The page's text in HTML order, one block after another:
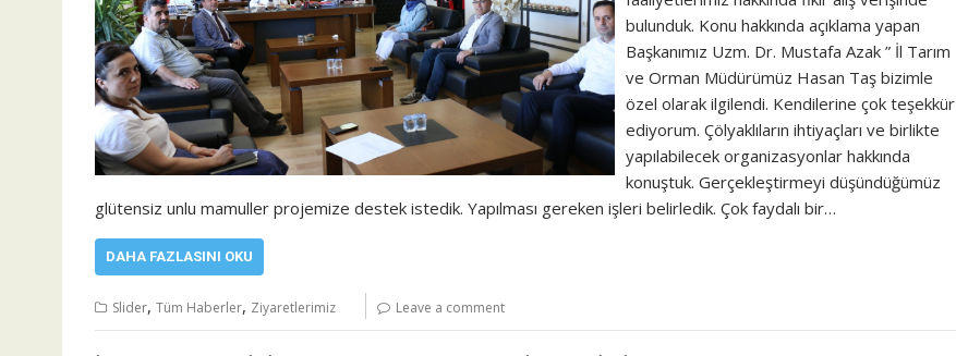
bulunduk. Konu hakkında açıklama yapan
Başkanımız Uzm. Dr. Mustafa Azak ” İl Tarım
ve Orman Müdürümüz Hasan Taş bizimle
özel olarak ilgilendi. Kendilerine çok teşekkür
ediyorum. Çölyaklıların ihtiyaçları ve birlikte
yapılabilecek organizasyonlar hakkında
konuştuk. Gerçekleştirmeyi düşündüğümüz
glütensiz unlu mamuller projemize destek istedik. Yapılması gereken işleri belirledik. Çok faydalı bir…
DAHA FAZLASINI OKU
Slider, Tüm Haberler, Ziyaretlerimiz Leave a comment